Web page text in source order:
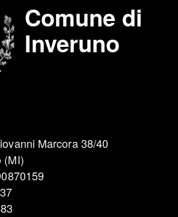
Comune di
Inveruno
Marcora 38/40
(MI)